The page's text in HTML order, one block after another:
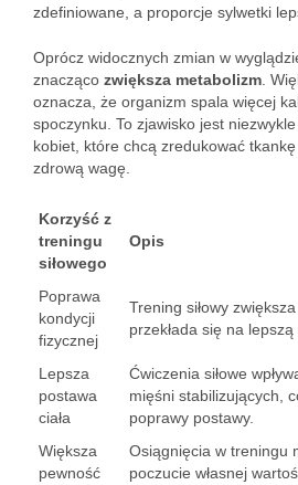
zdefiniowane, a proporcje sylwetki
Oprócz widocznych zmian w
znacząco zwiększa metabolizm .
oznacza, że organizm spala więcej
spoczynku. To zjawisko jest
kobiet, które chcą zredukować
zdrową wagę.
Korzyść z
treningu
siłowego
Opis
Poprawa
kondycji
fizycznej
Trening siłowy
przekłada się na
Lepsza
postawa
ciała
Ćwiczenia siłowe
mięśni stabilizujących,
poprawy postawy.
Większa
pewność
Osiągnięcia w treningu
poczucie własnej